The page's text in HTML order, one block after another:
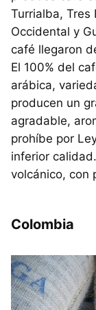
Turrialba, Tres
Occidental y
café llegaron
El 100% del
arábica,
producen un
agradable,
prohíbe por
inferior
volcánico, con
Colombia